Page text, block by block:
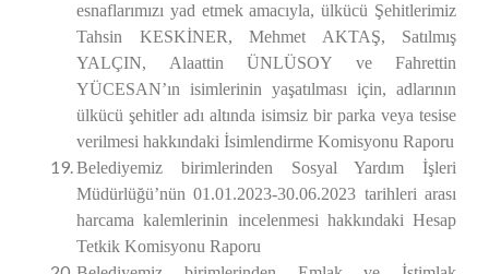
esnaflarımızı yad etmek amacıyla, ülkücü Şehitlerimiz
Tahsin KESKİNER, Mehmet AKTAŞ, Satılmış
YALÇIN, Alaattin ÜNLÜSOY ve Fahrettin
YÜCESAN’ın isimlerinin yaşatılması için, adlarının
ülkücü şehitler adı altında isimsiz bir parka veya tesise
verilmesi hakkındaki İsimlendirme Komisyonu Raporu
Belediyemiz birimlerinden Sosyal Yardım İşleri
Müdürlüğü’nün 01.01.2023-30.06.2023 tarihleri arası
harcama kalemlerinin incelenmesi hakkındaki Hesap
Tetkik Komisyonu Raporu